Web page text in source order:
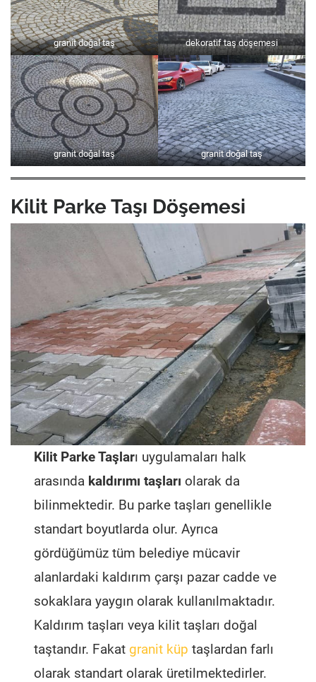
granit doğal taş dekoratif taş döşemesi
granit doğal taş granit doğal taş
Kilit Parke Taşı Döşemesi
Kilit Parke Taşları uygulamaları halk
arasında kaldırımı taşları olarak da
bilinmektedir. Bu parke taşları genellikle
standart boyutlarda olur. Ayrıca
gördüğümüz tüm belediye mücavir
alanlardaki kaldırım çarşı pazar cadde ve
sokaklara yaygın olarak kullanılmaktadır.
Kaldırım taşları veya kilit taşları doğal
taştandır. Fakat granit küp taşlardan farlı
olarak standart olarak üretilmektedirler.